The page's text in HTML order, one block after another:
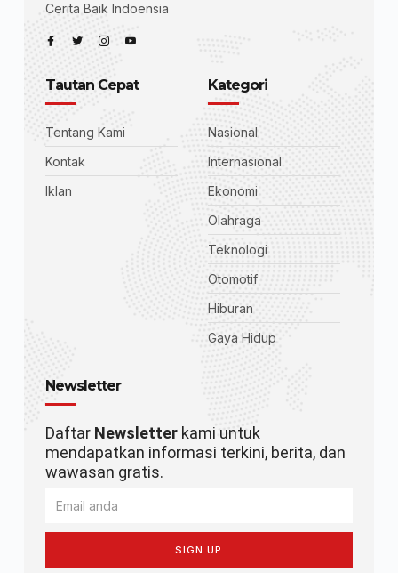
Cerita Baik Indoensia
Tautan Cepat
Tentang Kami
Kontak
Iklan
Kategori
Nasional
Internasional
Ekonomi
Olahraga
Teknologi
Otomotif
Hiburan
Gaya Hidup
Newsletter
Daftar Newsletterkami untuk
mendapatkan informasi terkini, berita, dan
wawasan gratis.
SIGN UP